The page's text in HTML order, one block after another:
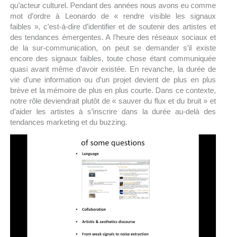
qu’acteur culturel. Pendant des années nous avons eu comme
mot d’ordre à Leonardo de « rendre visible les signaux
faibles », c’est-à-dire d’identifier et de soutenir des artistes et
des tendances émergentes. A l’heure des réseaux sociaux et
de la sur-communication, on peut se demander s’il existe
encore des signaux faibles, toute chose étant communiquée
quasi avant même d’avoir existée. En revanche, la durée de
vie d’une information ou d’un projet devient de plus en plus
brève et la mémoire de plus en plus courte. Dans ce contexte,
notre rôle deviendrait plutôt de « sauver du flux et du bruit » et
d’aider les artistes à s’inscrire dans la durée au-delà des
tendances marketing et du buzzing.